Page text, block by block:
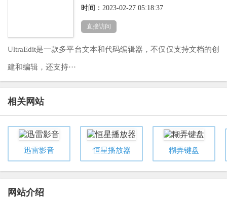
时间： 2023-02-27 05:18:37
直接访问
UltraEdit是一款多平台文本和代码编辑器，不仅仅支持文档的创
建和编辑，还支持···
相关网站
迅雷影音 恒星播放器 糊弄键盘
网站介绍